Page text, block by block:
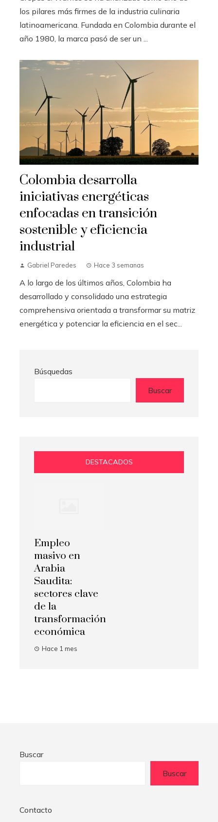
los pilares más firmes de la industria culinaria
latinoamericana. Fundada en Colombia durante el
año 1980, la marca pasó de ser un ...
Colombia desarrolla
iniciativas energéticas
enfocadas en transición
sostenible y eficiencia
industrial
Gabriel Paredes Hace 3 semanas
A lo largo de los últimos años, Colombia ha
desarrollado y consolidado una estrategia
comprehensiva orientada a transformar su matriz
energética y potenciar la eficiencia en el sec...
Búsquedas
Buscar
DESTACADOS
Empleo
masivo en
Arabia
Saudita:
sectores clave
de la
transformación
económica
Hace 1 mes
Buscar
Buscar
Contacto